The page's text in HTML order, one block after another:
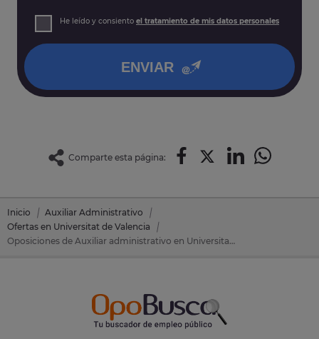
Derechos: Puede acceder, rectificar y suprimir sus datos,
así como otros derechos tal y como se explica en nuestra
He leído y consiento el tratamiento de mis datos personales
ENVIAR
Comparte esta página:
Inicio
Auxiliar Administrativo
Ofertas en Universitat de Valencia
Oposiciones de Auxiliar administrativo en Universitat de Valencia